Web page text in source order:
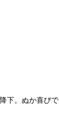
下。ぬか喜びで